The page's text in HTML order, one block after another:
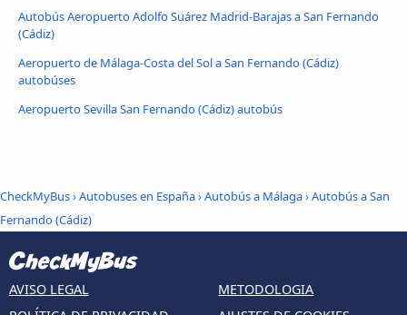
Autobús Aeropuerto Adolfo Suárez Madrid-Barajas a San Fernando
(Cádiz)
Aeropuerto de Málaga-Costa del Sol a San Fernando (Cádiz)
autobúses
Aeropuerto Sevilla San Fernando (Cádiz) autobús
CheckMyBus›Autobuses en España›Autobús a Málaga›Autobús a San
Fernando (Cádiz)
AVISO LEGAL
METODOLOGIA